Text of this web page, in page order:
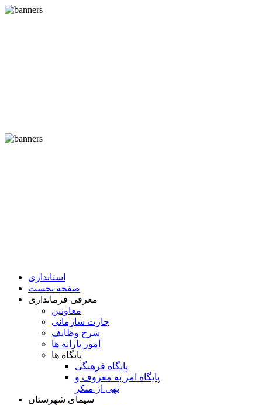
استانداری
صفحه نخست
معرفی فرمانداری
معاونین
چارت سازمانی
شرح وظایف
امور یارانه ها
پایگاه ها
پایگاه فرهنگی
پایگاه امر به معروف و
نهی از منکر
سیمای شهرستان